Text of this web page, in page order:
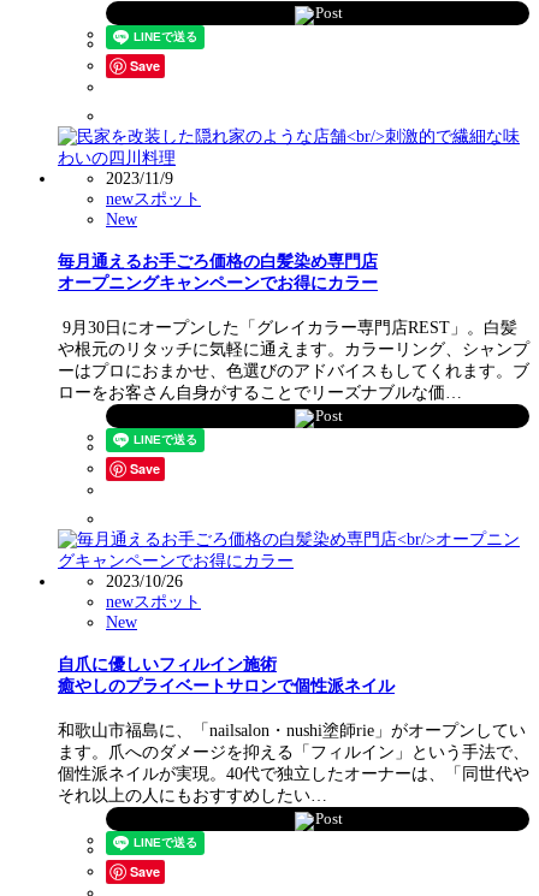
Post
Save
2023/11/9
newスポット
New
毎月通えるお手ごろ価格の白髪染め専門店
オープニングキャンペーンでお得にカラー
9月30日にオープンした「グレイカラー専門店REST」。白髪
や根元のリタッチに気軽に通えます。カラーリング、シャンプ
ーはプロにおまかせ、色選びのアドバイスもしてくれます。ブ
ローをお客さん自身がすることでリーズナブルな価…
Post
Save
2023/10/26
newスポット
New
自爪に優しいフィルイン施術
癒やしのプライベートサロンで個性派ネイル
和歌山市福島に、「nailsalon・nushi塗師rie」がオープンしてい
ます。爪へのダメージを抑える「フィルイン」という手法で、
個性派ネイルが実現。40代で独立したオーナーは、「同世代や
それ以上の人にもおすすめしたい…
Post
Save